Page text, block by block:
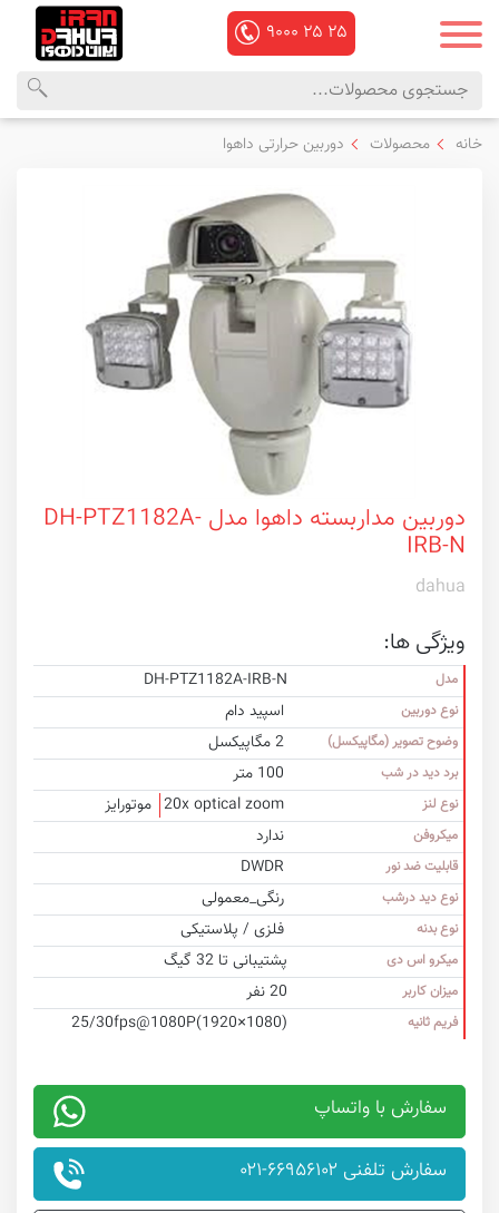
۹۰۰۰ ۲۵ ۲۵
محصولات
منوی
اصلی
خانه محصولات دوربین حرارتی داهوا
دوربین مداربسته داهوا مدل DH-PTZ1182A-
IRB-N
dahua
ویژگی ها:
مدل DH-PTZ1182A-IRB-N
نوع دوربین اسپید دام
وضوح تصویر (مگاپیکسل) 2 مگاپیکسل
برد دید در شب 100 متر
نوع لنز 20x optical zoom موتورایز
میکروفن ندارد
قابلیت ضد نور DWDR
نوع دید درشب رنگی_معمولی
نوع بدنه فلزی / پلاستیکی
میکرو اس دی پشتیبانی تا 32 گیگ
میزان کاربر 20 نفر
فریم ثانیه 25/30fps@1080P(1920×1080)
سفارش با واتساپ
سفارش تلفنی ۶۶۹۵۶۱۰۲-۰۲۱